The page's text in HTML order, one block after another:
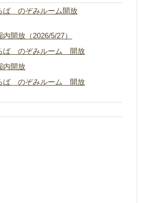
ば のぞみルーム開放
開放（2026/5/27）
ば のぞみルーム 開放
内開放
ば のぞみルーム 開放